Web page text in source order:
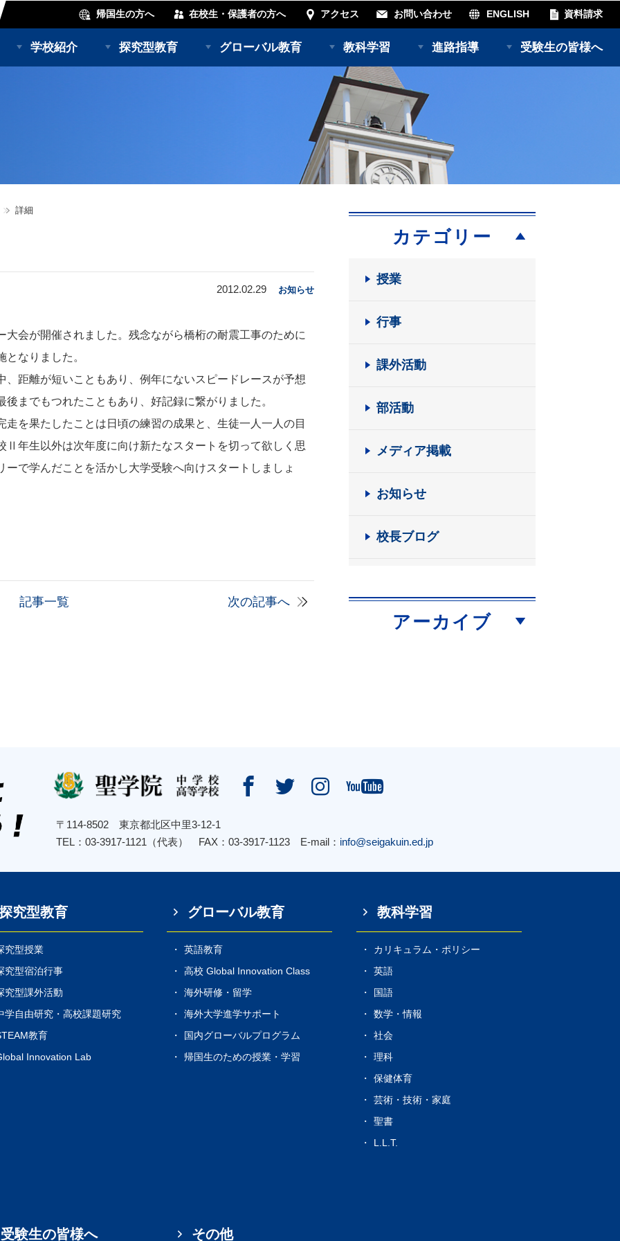
帰国生の方へ 在校生・保護者の方へ アクセス お問い合わせ ENGLISH 資料請求
学校紹介 探究型教育 グローバル教育 教科学習 進路指導 受験生の皆様へ
詳細
2012.02.29 お知らせ
会が開催されました。残念ながら橋桁の耐震工事のために
なりました。
距離が短いこともあり、例年にないスピードレースが予想
までもつれたこともあり、好記録に繋がりました。
を果たしたことは日頃の練習の成果と、生徒一人一人の目
Ⅱ年生以外は次年度に向け新たなスタートを切って欲しく思
で学んだことを活かし大学受験へ向けスタートしましょ
記事一覧 次の記事へ
カテゴリー
授業
行事
課外活動
部活動
メディア掲載
お知らせ
校長ブログ
アーカイブ
〒114-8502 東京都北区中里3-12-1
TEL：03-3917-1121（代表） FAX：03-3917-1123 E-mail： info@seigakuin.ed.jp
   
究型教育
究型授業
究型宿泊行事
究型課外活動
学自由研究・高校課題研究
教育
Innovation Lab
グローバル教育
英語教育
高校 Global Innovation Class
海外研修・留学
海外大学進学サポート
国内グローバルプログラム
帰国生のための授業・学習
教科学習
カリキュラム・ポリシー
英語
国語
数学・情報
社会
理科
保健体育
芸術・技術・家庭
聖書
L.L.T.
受験生の皆様へ その他